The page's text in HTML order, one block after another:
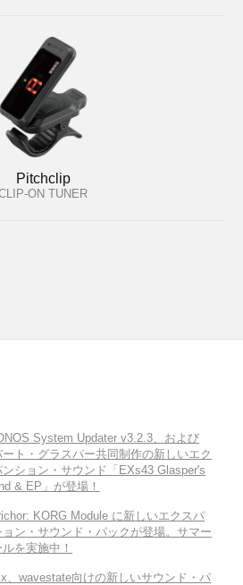
Pitchclip
ON TUNER
System Updater v3.2.3、および
ート・グラスパー共同制作の新しいエク
ンション・サウンド「EXs43 Glasper's
& EP」が登場！
KORG Module に新しいエクスパ
ョン・サウンド・パックが登場。サマー
を実施中！
、wavestate向けの新しいサウンド・パ